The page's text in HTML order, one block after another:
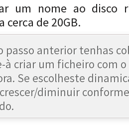
um nome ao disco
cerca de 20GB.
passo anterior tenhas
à criar um ficheiro com
Se escolheste
diminuir